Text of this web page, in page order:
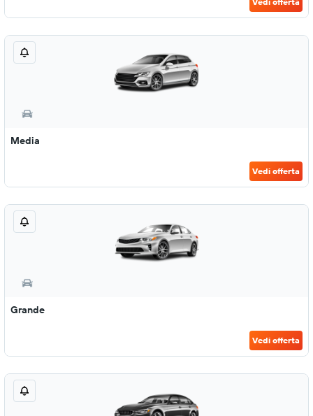
Media
Vedi offerta
Grande
Vedi offerta